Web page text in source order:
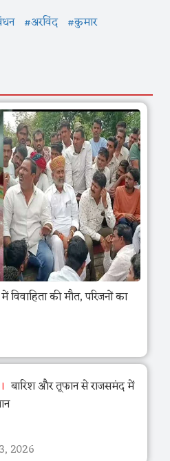
#अरविंद #कुमार
विवाहिता की मौत, परिजनों का
बारिश और तूफान से राजसमंद में
2026